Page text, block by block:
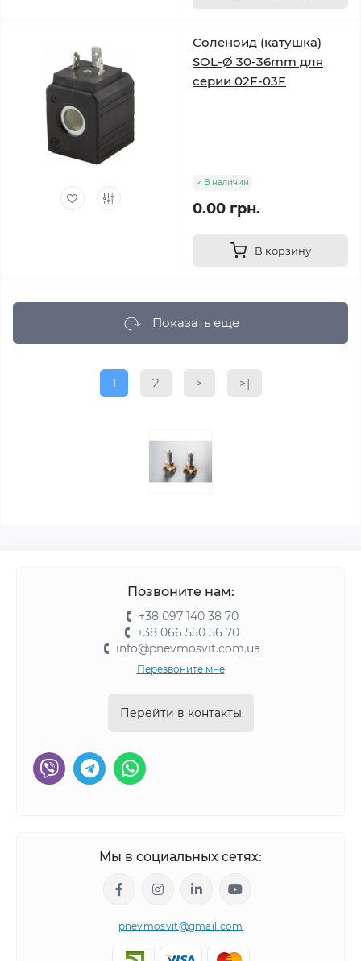
Соленоид (катушка)
SOL-Ø 30-36mm для
серии 02F-03F
В наличии
0.00 грн.
В корзину
Показать еще
1 2 > >|
Позвоните нам:
+38 097 140 38 70
+38 066 550 56 70
info@pnevmosvit.com.ua
Перезвоните мне
Перейти в контакты
Мы в социальных сетях:
pnevmosvit@gmail.com